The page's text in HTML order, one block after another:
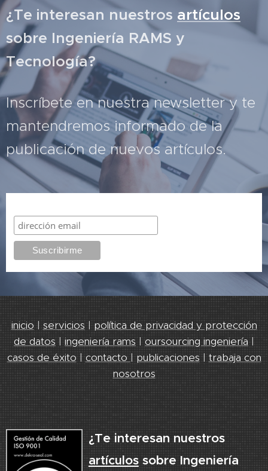
¿Te interesan nuestros artículos
sobre Ingeniería RAMS y
Tecnología?
Inscríbete en nuestra newsletter y te
mantendremos informado de la
publicación de nuevos artículos.
inicio | servicios | política de privacidad y protección
de datos | ingeniería rams | oursourcing ingeniería |
casos de éxito | contacto | publicaciones | trabaja con
nosotros
¿Te interesan nuestros
artículossobre Ingeniería